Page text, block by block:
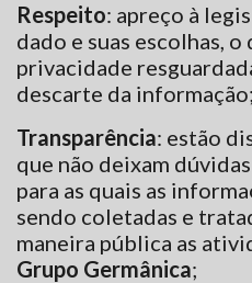
Respeito: apreço à
dado e suas escolhas,
privacidade
descarte da informação;
Transparência: estão
que não deixam
para as quais as
sendo coletadas e
maneira pública as
Grupo Germânica;